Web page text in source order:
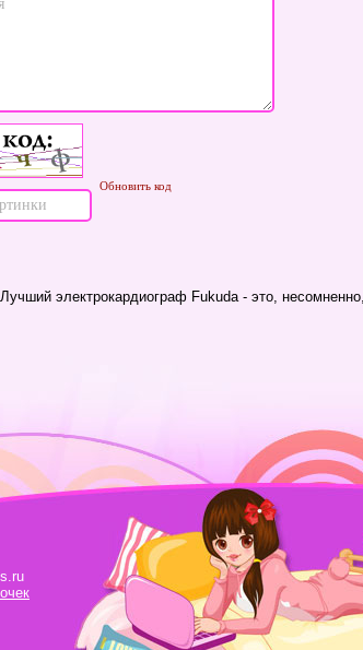
Обновить код
Лучший электрокардиограф Fukuda - это, несомненно,